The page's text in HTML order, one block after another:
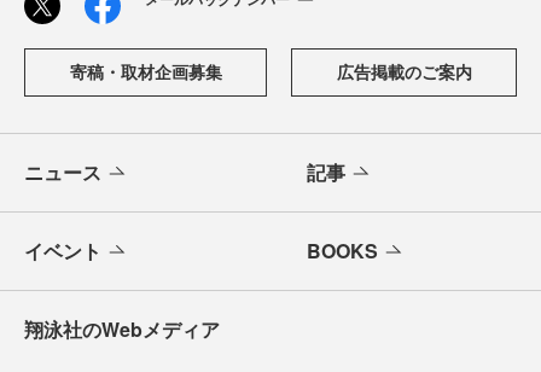
寄稿・取材企画募集 広告掲載のご案内
ニュース 記事
イベント BOOKS
翔泳社のWebメディア